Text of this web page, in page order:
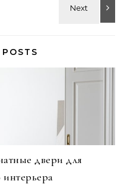
двери для
интерьера